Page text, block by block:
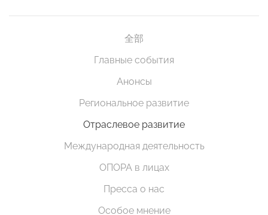
全部
Главные события
Анонсы
Региональное развитие
Отраслевое развитие
Международная деятельность
ОПОРА в лицах
Пресса о нас
Особое мнение